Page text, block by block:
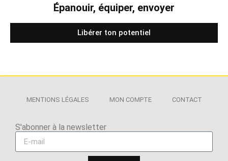
Épanouir, équiper, envoyer
Libérer ton potentiel
MENTIONS LÉGALES MON COMPTE CONTACT
S'abonner à la newsletter​